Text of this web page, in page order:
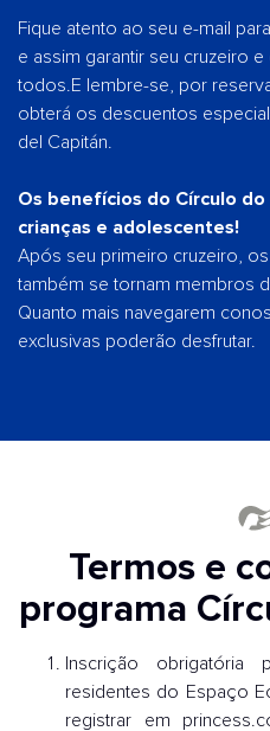
Fique atento ao seu e-mail
e assim garantir seu cruzeiro
todos.E lembre-se, por
obterá os descuentos
del Capitán.
Os benefícios do Círculo
crianças e adolescentes!
Após seu primeiro cruzeiro,
também se tornam membros
Quanto mais navegarem
exclusivas poderão desfrutar.
Termos e
programa
Inscrição obrigatória
residentes do Espaço
registrar em